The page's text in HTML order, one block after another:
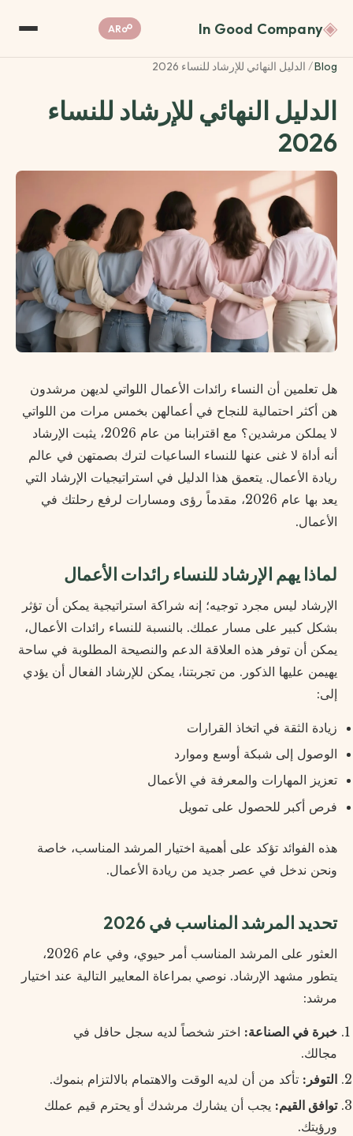
◈
In Good Company
☍
AR
Blog
/ الدليل النهائي للإرشاد للنساء 2026
الدليل النهائي للإرشاد للنساء
2026
هل تعلمين أن النساء رائدات الأعمال اللواتي لديهن مرشدون
هن أكثر احتمالية للنجاح في أعمالهن بخمس مرات من اللواتي
لا يملكن مرشدين؟ مع اقترابنا من عام 2026، يثبت الإرشاد
أنه أداة لا غنى عنها للنساء الساعيات لترك بصمتهن في عالم
ريادة الأعمال. يتعمق هذا الدليل في استراتيجيات الإرشاد التي
يعد بها عام 2026، مقدماً رؤى ومسارات لرفع رحلتك في
الأعمال.
لماذا يهم الإرشاد للنساء رائدات الأعمال
الإرشاد ليس مجرد توجيه؛ إنه شراكة استراتيجية يمكن أن تؤثر
بشكل كبير على مسار عملك. بالنسبة للنساء رائدات الأعمال،
يمكن أن توفر هذه العلاقة الدعم والنصيحة المطلوبة في ساحة
يهيمن عليها الذكور. من تجربتنا، يمكن للإرشاد الفعال أن يؤدي
إلى:
زيادة الثقة في اتخاذ القرارات
الوصول إلى شبكة أوسع وموارد
تعزيز المهارات والمعرفة في الأعمال
فرص أكبر للحصول على تمويل
هذه الفوائد تؤكد على أهمية اختيار المرشد المناسب، خاصة
ونحن ندخل في عصر جديد من ريادة الأعمال.
تحديد المرشد المناسب في 2026
العثور على المرشد المناسب أمر حيوي، وفي عام 2026،
يتطور مشهد الإرشاد. نوصي بمراعاة المعايير التالية عند اختيار
مرشد:
خبرة في الصناعة: اختر شخصاً لديه سجل حافل في
مجالك.
التوفر: تأكد من أن لديه الوقت والاهتمام بالالتزام بنموك.
توافق القيم: يجب أن يشارك مرشدك أو يحترم قيم عملك
ورؤيتك.